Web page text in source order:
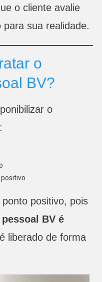
o cliente avalie
sua realidade.
o
BV?
o
positivo, pois
BV é
liberado de forma